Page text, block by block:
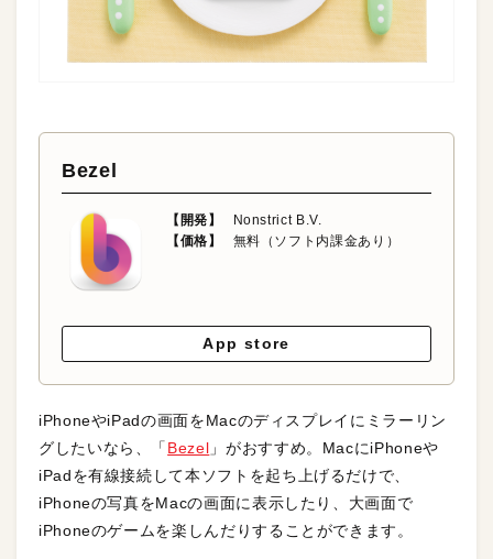
Bezel
【開発】
Nonstrict B.V.
【価格】
無料（ソフト内課金あり）
App store
iPhoneやiPadの画面をMacのディスプレイにミラーリン
グしたいなら、「 Bezel 」がおすすめ。MacにiPhoneや
iPadを有線接続して本ソフトを起ち上げるだけで、
iPhoneの写真をMacの画面に表示したり、大画面で
iPhoneのゲームを楽しんだりすることができます。